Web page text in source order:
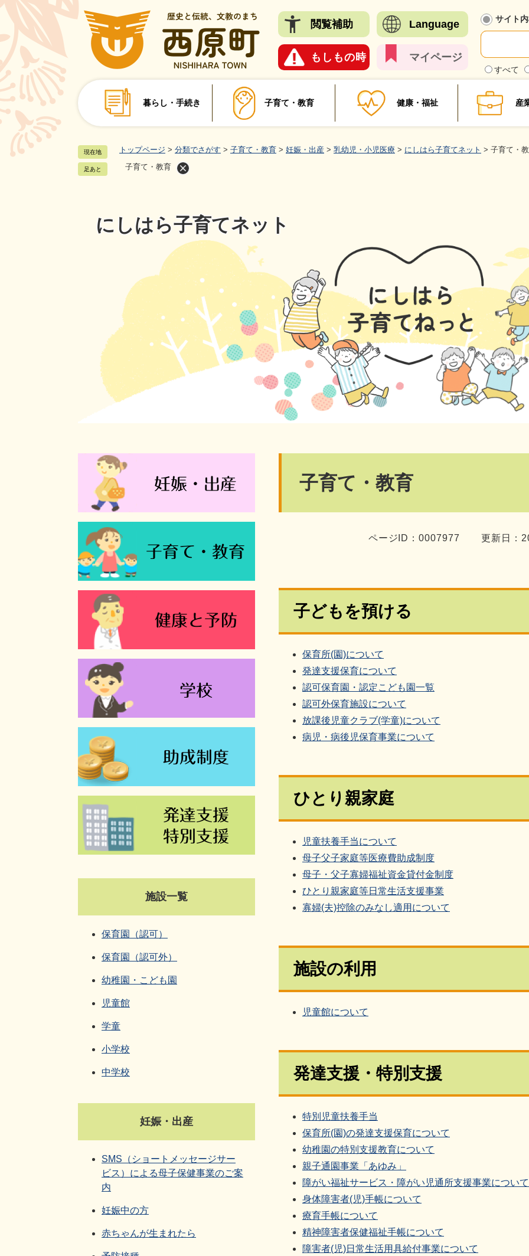
ペ
ジ
先
頭
で
。
閲覧補助 Language
もしもの時 マイページ
サイト内
検
索
対
象
すべて
暮らし・手続き 子育て・教育 健康・福祉 産
現在地 トップページ > 分類でさがす > 子育て・教育 > 妊娠・出産 > 乳幼児・小児医療 > にしはら子育てネット > 子育て・
足あと 子育て・教育
にしはら子育てネット
子育て・教育
ページID：0007977 更新日：
子どもを預ける
保育所(園)について
発達支援保育について
認可保育園・認定こども園一覧
認可外保育施設について
放課後児童クラブ(学童)について
病児・病後児保育事業について
ひとり親家庭
児童扶養手当について
母子父子家庭等医療費助成制度
母子・父子寡婦福祉資金貸付金制度
ひとり親家庭等日常生活支援事業
寡婦(夫)控除のみなし適用について
施設の利用
児童館について
発達支援・特別支援
特別児童扶養手当
保育所(園)の発達支援保育について
幼稚園の特別支援教育について
親子通園事業「あゆみ」
障がい福祉サービス・障がい児通所支援事業について
身体障害者(児)手帳について
療育手帳について
精神障害者保健福祉手帳について
障害者(児)日常生活用具給付事業について
施設一覧
保育園（認可）
保育園（認可外）
幼稚園・こども園
児童館
学童
小学校
中学校
妊娠・出産
SMS（ショートメッセージサー
ビス）による母子保健事業のご案
内
妊娠中の方
赤ちゃんが生まれたら